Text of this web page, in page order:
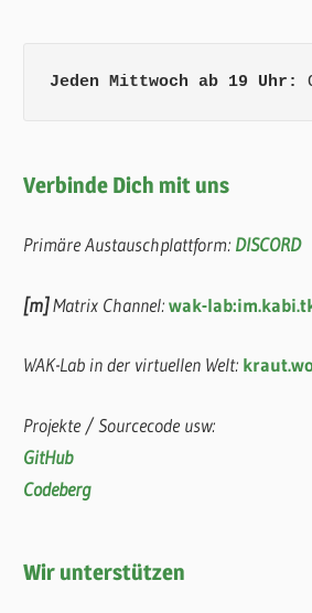
Jeden Mittwoch ab 19 Uhr:
Verbinde Dich mit uns
Primäre Austauschplattform: DISCORD
[m]Matrix Channel:wak-
WAK-Lab in der virtuellen Welt:
Projekte / Sourcecode usw:
GitHub
Codeberg
Wir unterstützen